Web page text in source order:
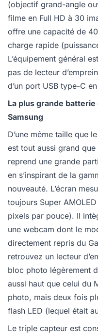
(objectif grand-angle
filme en Full HD à 30
offre une capacité de
charge rapide
L’équipement général
pas de lecteur
d’un port USB type-C
La plus grande
Samsung
D’une même taille que
est tout aussi grand
reprend une grande
en s’inspirant de la
nouveauté. L’écran
toujours Super
pixels par pouce). Il
une webcam dont le
directement repris du
retrouvez un lecteur
bloc photo légèrement
aussi haut que celui du
photo, mais deux fois
flash LED (lequel était
Le triple capteur est